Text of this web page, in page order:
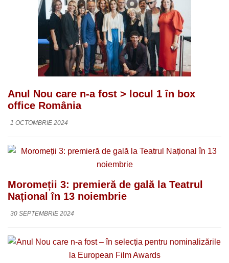
Anul Nou care n-a fost > locul 1 în box
office România
1 OCTOMBRIE 2024
Moromeții 3: premieră de gală la Teatrul
Național în 13 noiembrie
30 SEPTEMBRIE 2024